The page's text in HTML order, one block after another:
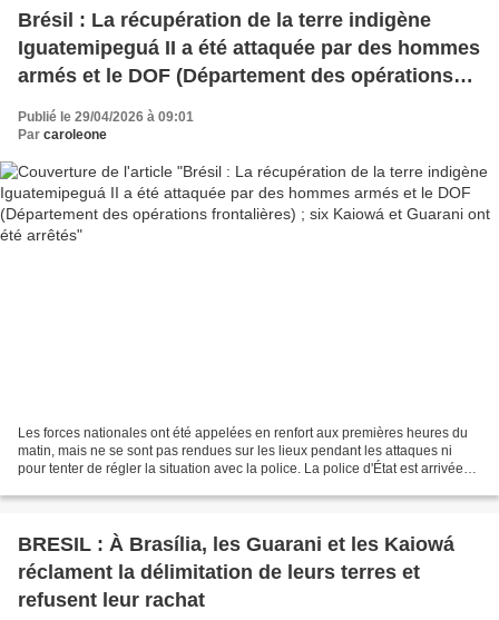
Brésil : La récupération de la terre indigène
Iguatemipeguá II a été attaquée par des hommes
armés et le DOF (Département des opérations
frontalières) ; six Kaiowá et Guarani ont été
arrêtés
Publié le 29/04/2026 à 09:01
Par caroleone
Les forces nationales ont été appelées en renfort aux premières heures du
matin, mais ne se sont pas rendues sur les lieux pendant les attaques ni
pour tenter de régler la situation avec la police. La police d'État est arrivée
BRESIL : À Brasília, les Guarani et les Kaiowá
réclament la délimitation de leurs terres et
refusent leur rachat